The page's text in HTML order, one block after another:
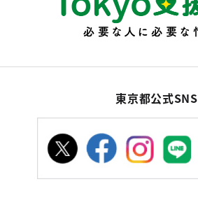
東京都公式SNS